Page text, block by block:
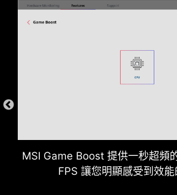
MSI Game Boost 提供一秒超頻
FPS 讓您明顯感受到效能